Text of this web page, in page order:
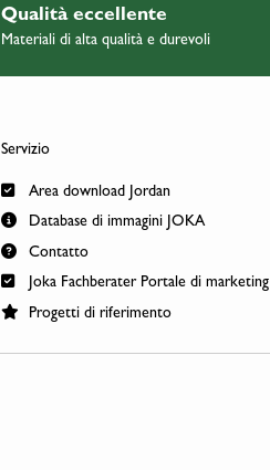
Qualità eccellente
Materiali di alta qualità e durevoli
Servizio
Area download Jordan
Database di immagini JOKA
Contatto
Joka Fachberater Portale di marketing
Progetti di riferimento